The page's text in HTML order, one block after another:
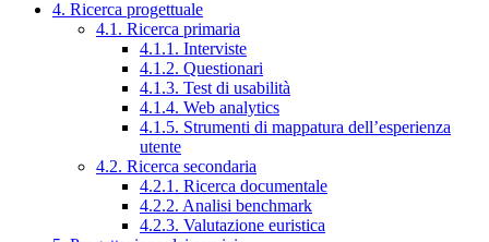
4. Ricerca progettuale
4.1. Ricerca primaria
4.1.1. Interviste
4.1.2. Questionari
4.1.3. Test di usabilità
4.1.4. Web analytics
4.1.5. Strumenti di mappatura dell’esperienza
utente
4.2. Ricerca secondaria
4.2.1. Ricerca documentale
4.2.2. Analisi benchmark
4.2.3. Valutazione euristica